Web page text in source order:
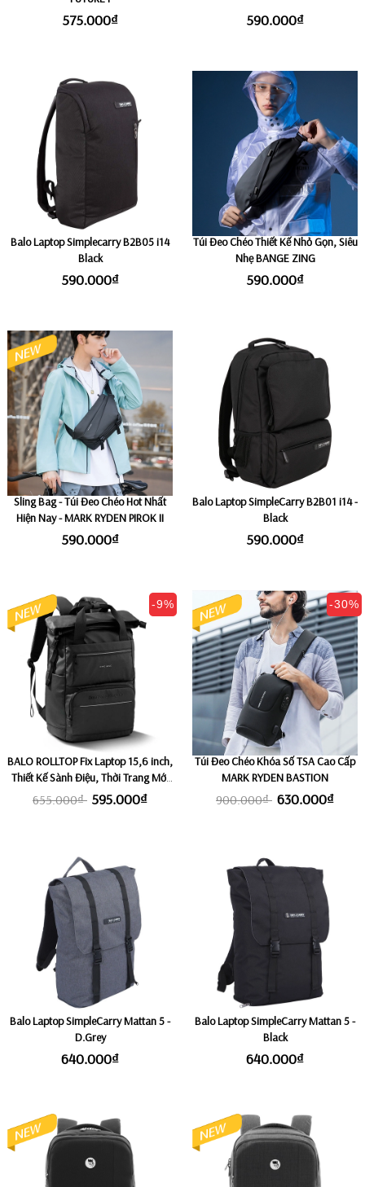
575.000₫ 590.000₫
Balo Laptop Simplecarry B2B05 i14
Black
590.000₫
Túi Đeo Chéo Thiết Kế Nhỏ Gọn, Siêu
Nhẹ BANGE ZING
590.000₫
Sling Bag - Túi Đeo Chéo Hot Nhất
Hiện Nay - MARK RYDEN PIROK II
590.000₫
Balo Laptop SimpleCarry B2B01 i14 -
Black
590.000₫
-9%
BALO ROLLTOP Fix Laptop 15,6 inch,
Thiết Kế Sành Điệu, Thời Trang Mới
Nhất KINGBAG SOFIA II
655.000₫ 595.000₫
-30%
Túi Đeo Chéo Khóa Số TSA Cao Cấp
MARK RYDEN BASTION
900.000₫ 630.000₫
Balo Laptop SimpleCarry Mattan 5 -
D.Grey
640.000₫
Balo Laptop SimpleCarry Mattan 5 -
Black
640.000₫